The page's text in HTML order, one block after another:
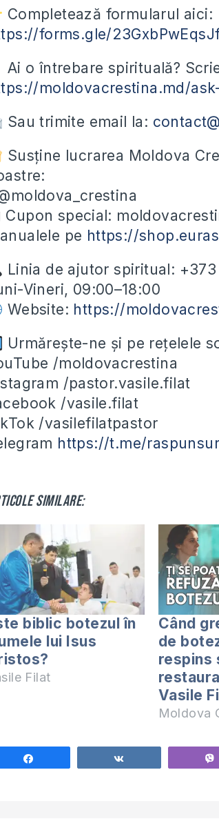
Completează formularul aici:
forms.gle/
Ai o întrebare spirituală?
moldovacrestina.md/
Sau trimite email la:
Susține lucrarea Moldova
special:
pe https://
Linia de ajutor spiritual:
Vineri, 09:00–18:00
Website: https://
Urmărește-ne și pe rețelele
/moldovacrestina
/pastor.vasile.filat
/vasile.filat
/vasilefilatpastor
https://t.me/
similare:
biblic botezul în
lui Isus
Filat
Când
de
respins
Vasile
Moldova